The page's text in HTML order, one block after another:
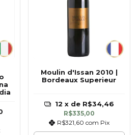
Moulin d'Issan 2010 |
Bordeaux Superieur
R$335,00
R$321,60 com Pix
12 x de R$34,46